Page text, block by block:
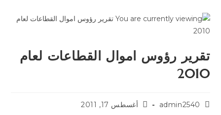
تقرير رؤوس اموال القطاعات لعام
2010
admin2540 أغسطس 17, 2011